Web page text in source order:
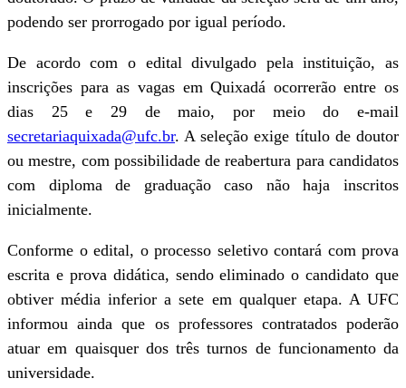
podendo ser prorrogado por igual período.
De acordo com o edital divulgado pela instituição, as
inscrições para as vagas em Quixadá ocorrerão entre os
dias 25 e 29 de maio, por meio do e-mail
secretariaquixada@ufc.br. A seleção exige título de doutor
ou mestre, com possibilidade de reabertura para candidatos
com diploma de graduação caso não haja inscritos
inicialmente.
Conforme o edital, o processo seletivo contará com prova
escrita e prova didática, sendo eliminado o candidato que
obtiver média inferior a sete em qualquer etapa. A UFC
informou ainda que os professores contratados poderão
atuar em quaisquer dos três turnos de funcionamento da
universidade.